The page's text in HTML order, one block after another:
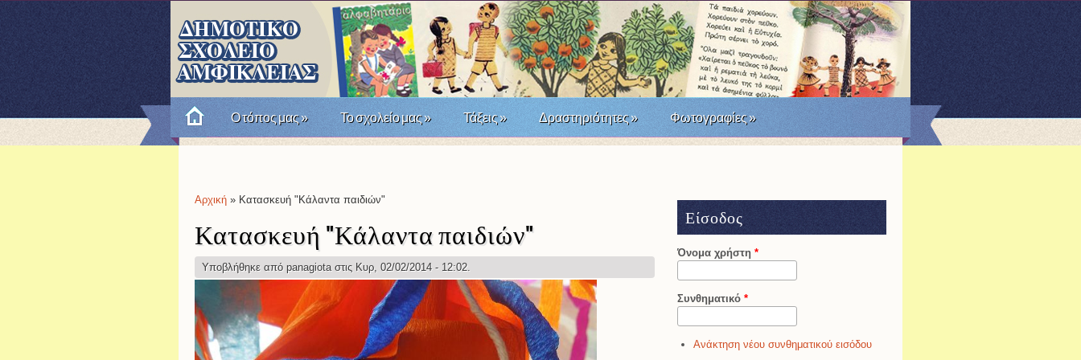
RSS Facebook Twitter
Ο τόπος μας» Το σχολείο μας» Τάξεις» Δραστηριότητες» Φωτογραφίες»
Είστε εδώ
Αρχική » Κατασκευή "Κάλαντα παιδιών"
Κατασκευή "Κάλαντα παιδιών"
Υποβλήθηκε από panagiotaστις Κυρ, 02/02/2014 - 12:02.
Είσοδος
Όνομα χρήστη *
Συνθηματικό *
Ανάκτηση νέου συνθηματικού εισόδου